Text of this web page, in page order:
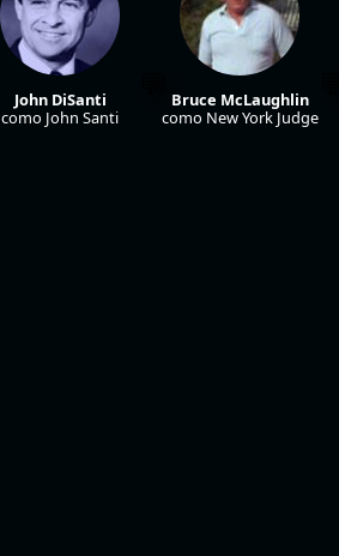
John DiSanti
como John Santi
Bruce McLaughlin
como New York Judge